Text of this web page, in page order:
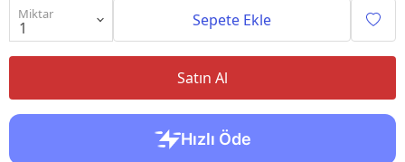
Miktar Sepete Ekle
Satın Al